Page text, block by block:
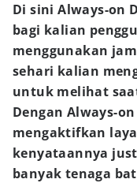
Di sini Always-on
bagi kalian
menggunakan
sehari kalian
untuk melihat
Dengan Always-
mengaktifkan
kenyataannya
banyak tenaga